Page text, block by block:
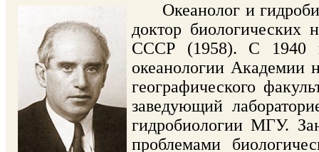
Океанолог и
доктор биологических
СССР (1958). С 1940 г.
океанологии Академии
географического
заведующий
гидробиологии МГУ.
проблемами